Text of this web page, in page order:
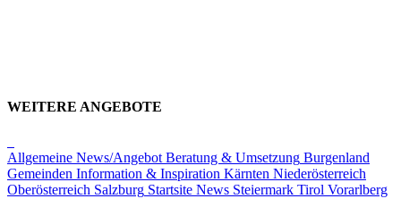
WEITERE ANGEBOTE
Allgemeine News/Angebot Beratung & Umsetzung Burgenland
Gemeinden Information & Inspiration Kärnten Niederösterreich
Oberösterreich Salzburg Startsite News Steiermark Tirol Vorarlberg